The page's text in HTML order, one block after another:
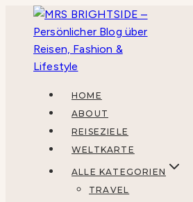
springen
HOME
ABOUT
REISEZIELE
WELTKARTE
ALLE KATEGORIEN
TRAVEL